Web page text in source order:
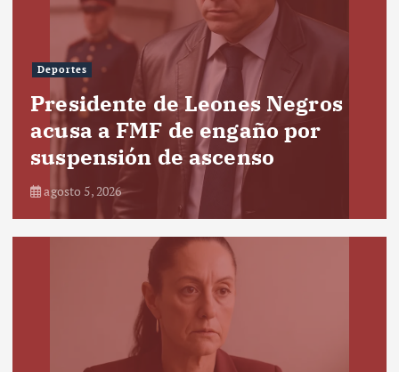
Deportes
Presidente de Leones Negros
acusa a FMF de engaño por
suspensión de ascenso
agosto 5, 2026